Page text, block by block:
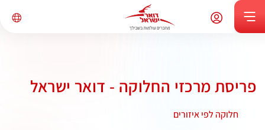
פריסת מרכזי החלוקה - דואר ישראל
חלוקה לפי איזורים